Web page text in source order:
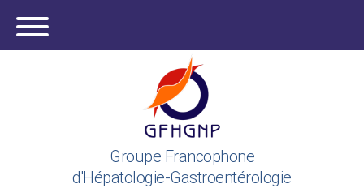
Groupe Francophone
d'Hépatologie-Gastroentérologie